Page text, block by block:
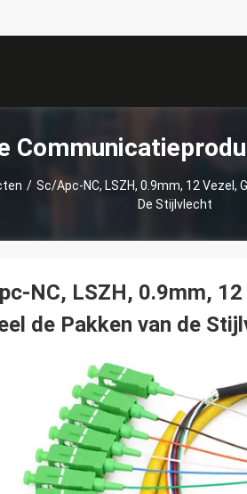
/ Sc/apc-NC, LSZH, 0.9mm, 12 Vezel,
De Stijlvlecht
NC, LSZH, 0.9mm,
de Pakken van de